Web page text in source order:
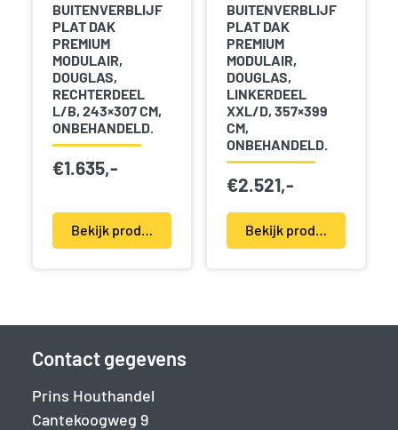
BUITENVERBLIJF
PLAT DAK
PREMIUM
MODULAIR,
DOUGLAS,
RECHTERDEEL
L/B, 243×307 CM,
ONBEHANDELD.
€1.635,-
Bekijk product(en)
BUITENVERBLIJF
PLAT DAK
PREMIUM
MODULAIR,
DOUGLAS,
LINKERDEEL
XXL/D, 357×399
CM,
ONBEHANDELD.
€2.521,-
Bekijk product(en)
Contact gegevens
Prins Houthandel
Cantekoogweg 9